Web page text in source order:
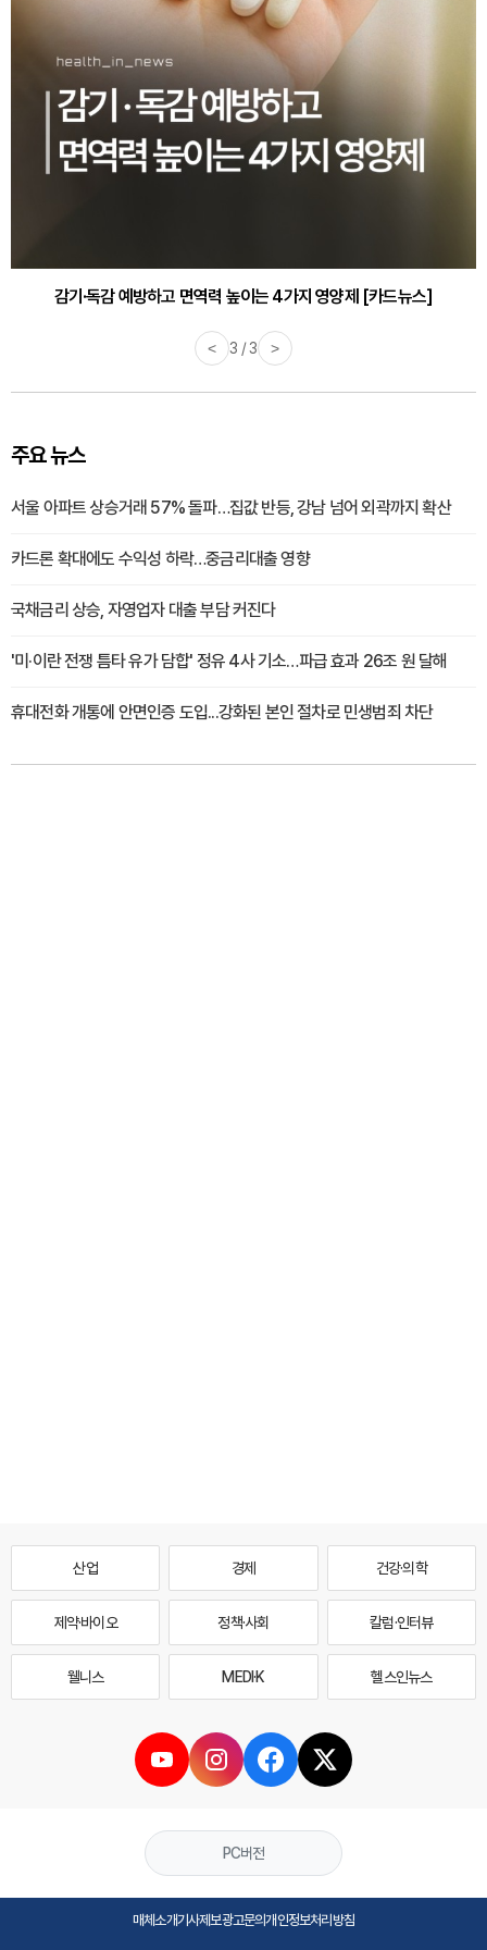
바쁜 아침, 공복에 먹기 좋은 과일 4가지 [카드뉴스]
감기·독감 예방하고 면역력 높이는 4가지 영양제 [카드뉴스]
< 3 / 3 >
주요 뉴스
서울 아파트 상승거래 57% 돌파…집값 반등, 강남 넘어 외곽까지 확산
카드론 확대에도 수익성 하락…중금리대출 영향
국채금리 상승, 자영업자 대출 부담 커진다
'미·이란 전쟁 틈타 유가 담합' 정유 4사 기소…파급 효과 26조 원 달해
휴대전화 개통에 안면인증 도입...강화된 본인 절차로 민생범죄 차단
산업 경제 건강·의학
제약·바이오 정책·사회 칼럼·인터뷰
웰니스 MEDI·K 헬스인뉴스
PC버전
매체소개기사제보광고문의개인정보처리방침